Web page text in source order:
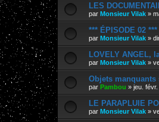
LES
par Monsieur Vilak »
*** ÉPISODE 02
par Monsieur Vilak »
LOVELY ANGEL,
par Monsieur Vilak »
Objets manquants
par Pambou » jeu.
LE PARAPLUIE
par Monsieur Vilak »